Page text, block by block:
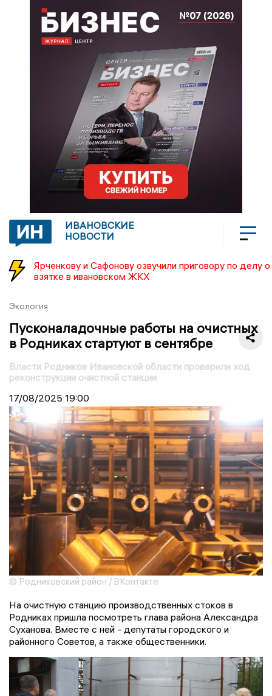
ИВАНОВСКИЕ
НОВОСТИ
Ярченкову и Сафонову озвучили приговору по делу о
взятке в ивановском ЖКХ
Экология
Пусконаладочные работы на очистных
в Родниках стартуют в сентябре
Власти Родников Ивановской области проверили ход
реконструкции очистной станции
17/08/2025 19:00
© Родниковский район / ВКонтакте
На очистную станцию производственных стоков в
Родниках пришла посмотреть глава района Александра
Суханова. Вместе с ней - депутаты городского и
районного Советов, а также общественники.